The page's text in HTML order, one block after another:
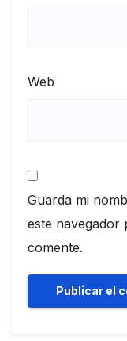
Web
Guarda mi
este navegador
comente.